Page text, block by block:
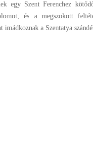
egy Szent Ferenchez
és a megszokott
imádkoznak a Szentatya